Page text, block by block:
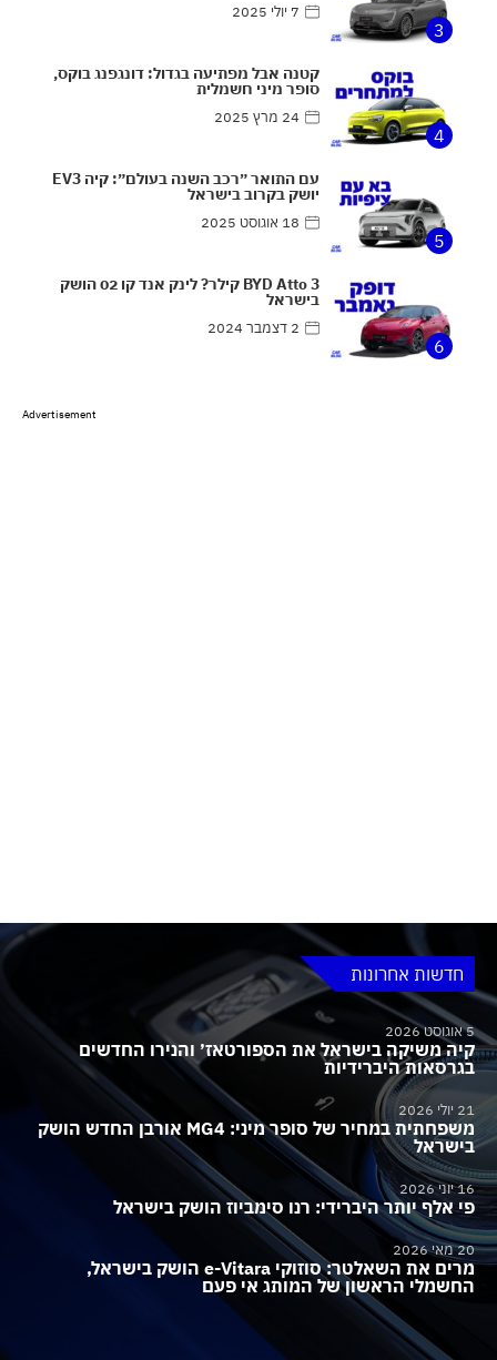
3
7 יולי 2025
4
קטנה אבל מפתיעה בגדול: דונגפנג בוקס,
סופר מיני חשמלית
24 מרץ 2025
5
עם התואר ״רכב השנה בעולם״: קיה EV3
יושק בקרוב בישראל
18 אוגוסט 2025
6
BYD Atto 3 קילר? לינק אנד קו 02 הושק
בישראל
2 דצמבר 2024
Advertisement
חדשות אחרונות
5 אוגוסט 2026
קיה משיקה בישראל את הספורטאז׳ והנירו החדשים
בגרסאות היברידיות
21 יולי 2026
משפחתית במחיר של סופר מיני: MG4 אורבן החדש הושק
בישראל
16 יוני 2026
פי אלף יותר היברידי: רנו סימביוז הושק בישראל
20 מאי 2026
מרים את השאלטר: סוזוקי e-Vitara הושק בישראל,
החשמלי הראשון של המותג אי פעם